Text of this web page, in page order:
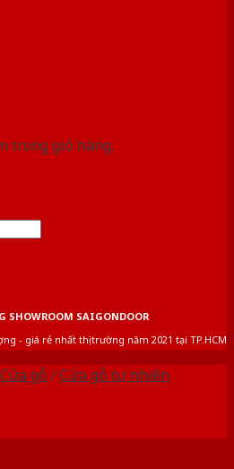
trong giỏ hàng.
SHOWROOM SAIGONDOOR
- giá rẻ nhất thị trường năm 2021 tại TP.HCM
Cửa gỗ /Cửa gỗ tự nhiên